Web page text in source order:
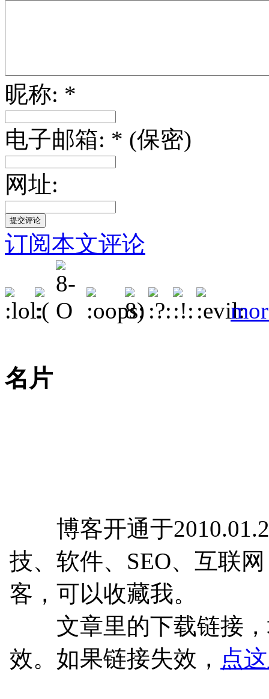
昵称: *
电子邮箱: * (保密)
网址:
订阅本文评论
名片
博客开通于
技、软件、SEO、互联
客，可以收藏我。
文章里的下载链接，
效。如果链接失效， 点